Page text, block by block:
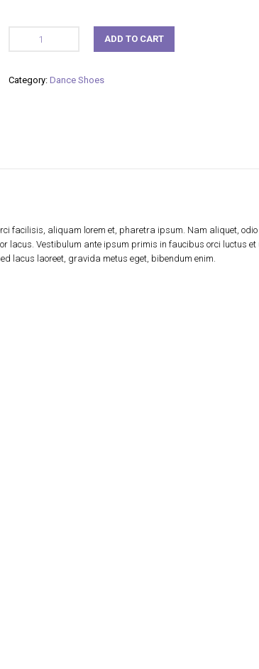
ADD TO CART
Category:Dance Shoes
facilisis, aliquam lorem et, pharetra ipsum. Nam aliquet,
lacus. Vestibulum ante ipsum primis in faucibus orci luctus
lacus laoreet, gravida metus eget, bibendum enim.